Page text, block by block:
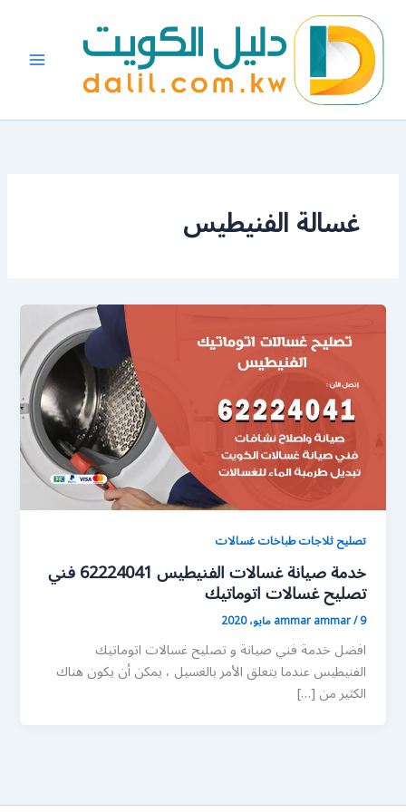
المحتوى
غسالة الفنيطيس
تصليح ثلاجات طباخات غسالات
خدمة صيانة غسالات الفنيطيس 62224041 فني
تصليح غسالات اتوماتيك
ammar ammar/9 مايو، 2020
افضل خدمة فني صيانة و تصليح غسالات اتوماتيك
الفنيطيس عندما يتعلق الأمر بالغسيل ، يمكن أن يكون هناك
الكثير من […]